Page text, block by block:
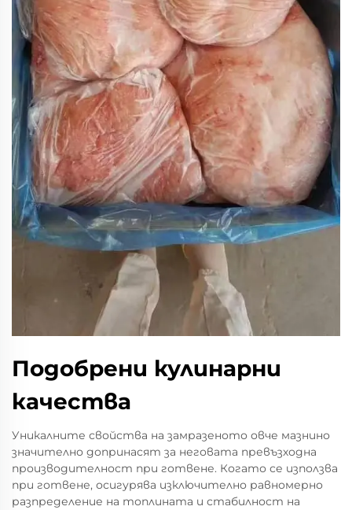
Подобрени кулинарни
качества
Уникалните свойства на замразеното овче мазнино
значително допринасят за неговата превъзходна
производителност при готвене. Когато се използва
при готвене, осигурява изключително равномерно
разпределение на топлината и стабилност на